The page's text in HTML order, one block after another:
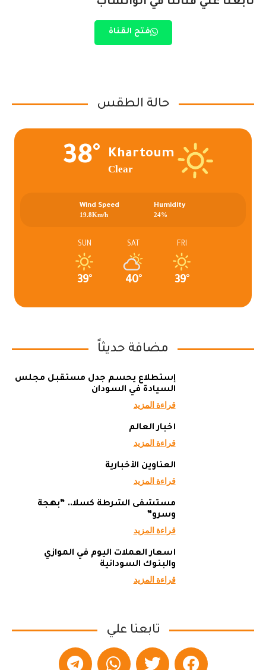
فتح القناة
حالة الطقس
Khartoum
Clear
38°
Humidity
24%
Wind Speed
19.8Km/h
FRI
39°
SAT
40°
SUN
39°
مضافة حديثاً
إستطلاع يحسم جدل مستقبل مجلس
السيادة في السودان
قراءة المزيد
أخبار العالم
قراءة المزيد
العناوين الأخبارية
قراءة المزيد
مستشفى الشرطة كسلا.. “بهجة
وسرو”
قراءة المزيد
أسعار العملات اليوم في الموازي
والبنوك السودانية
قراءة المزيد
تابعنا علي